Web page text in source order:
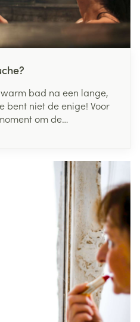
bad na een lange,
bent niet de enige! Voor
om de
je huid, een bad of